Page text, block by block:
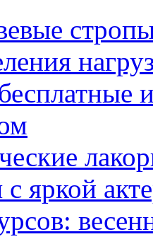
яркой